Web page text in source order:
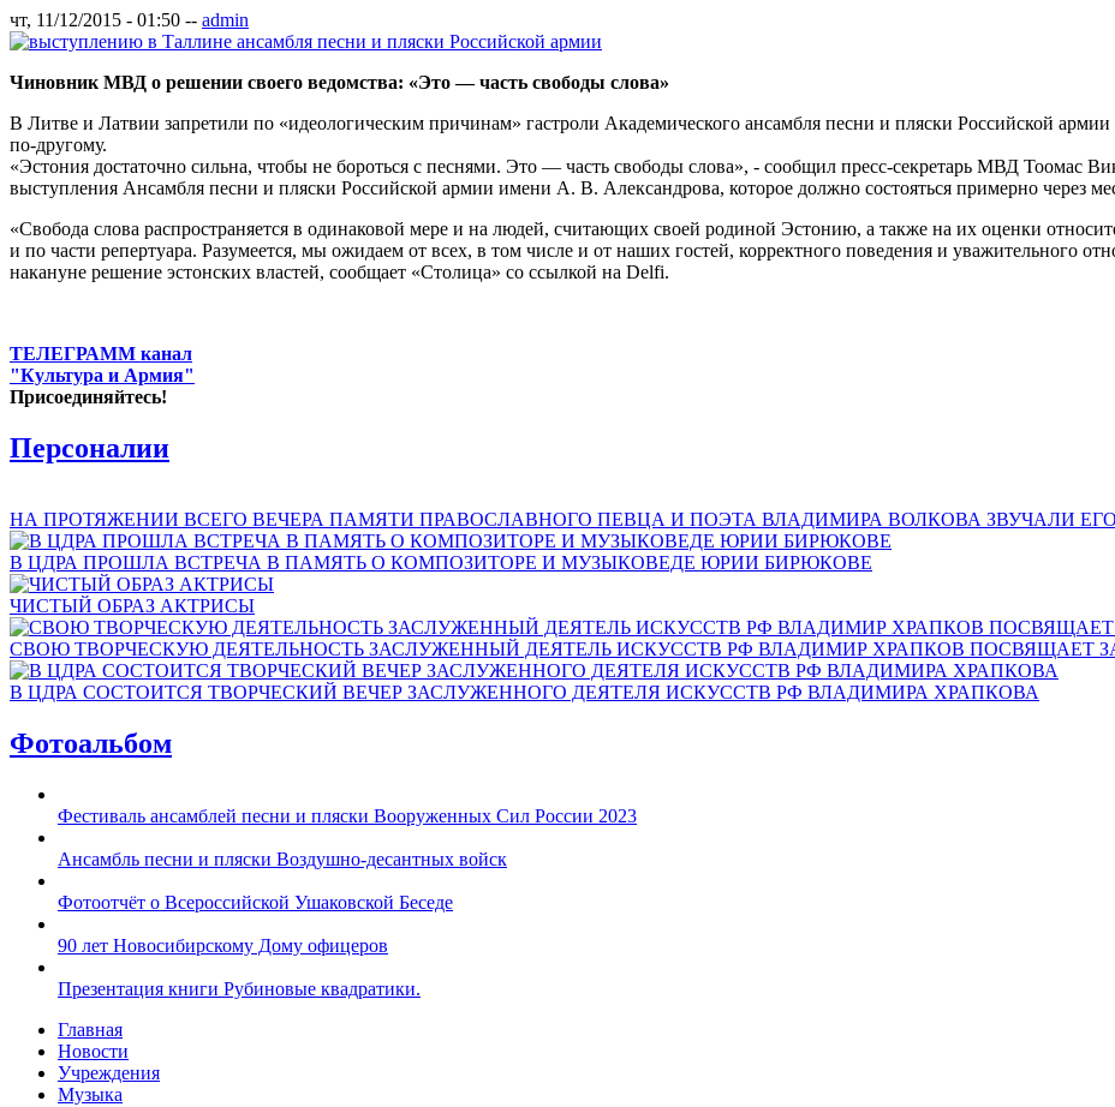
чт, 11/12/2015 - 01:50 -- admin
Чиновник МВД о решении своего ведомства: «Это — часть свободы слова»
В Литве и Латвии запретили по «идеологическим причинам» гастроли Академического ансамбля песни и пляски Российской
по-другому.
«Эстония достаточно сильна, чтобы не бороться с песнями. Это — часть свободы слова», - сообщил пресс-секретарь МВД Тоомас
выступления Ансамбля песни и пляски Российской армии имени А. В. Александрова, которое должно состояться примерно через
«Свобода слова распространяется в одинаковой мере и на людей, считающих своей родиной Эстонию, а также на их оценки
и по части репертуара. Разумеется, мы ожидаем от всех, в том числе и от наших гостей, корректного поведения и уважительного
накануне решение эстонских властей, сообщает «Столица» со ссылкой на Delfi.
ТЕЛЕГРАММ канал
"Культура и Армия"
Присоединяйтесь!
Персоналии
НА ПРОТЯЖЕНИИ ВСЕГО ВЕЧЕРА ПАМЯТИ ПРАВОСЛАВНОГО ПЕВЦА И ПОЭТА ВЛАДИМИРА ВОЛКОВА ЗВУЧАЛИ
В ЦДРА ПРОШЛА ВСТРЕЧА В ПАМЯТЬ О КОМПОЗИТОРЕ И МУЗЫКОВЕДЕ ЮРИИ БИРЮКОВЕ
ЧИСТЫЙ ОБРАЗ АКТРИСЫ
СВОЮ ТВОРЧЕСКУЮ ДЕЯТЕЛЬНОСТЬ ЗАСЛУЖЕННЫЙ ДЕЯТЕЛЬ ИСКУССТВ РФ ВЛАДИМИР ХРАПКОВ ПОСВЯЩАЕТ
В ЦДРА СОСТОИТСЯ ТВОРЧЕСКИЙ ВЕЧЕР ЗАСЛУЖЕННОГО ДЕЯТЕЛЯ ИСКУССТВ РФ ВЛАДИМИРА ХРАПКОВА
Фотоальбом
Фестиваль ансамблей песни и пляски Вооруженных Сил России 2023
Ансамбль песни и пляски Воздушно-десантных войск
Фотоотчёт о Всероссийской Ушаковской Беседе
90 лет Новосибирскому Дому офицеров
Презентация книги Рубиновые квадратики.
Главная
Новости
Учреждения
Музыка